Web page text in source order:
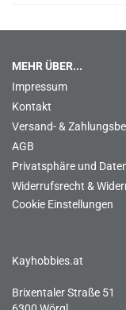
MEHR ÜBER...
Impressum
Kontakt
Versand- &
AGB
Privatsphäre und
Widerrufsrecht &
Cookie Einstellungen
Kayhobbies.at
Brixentaler Straße 51